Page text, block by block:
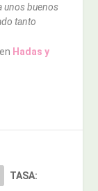
unos buenos
tanto
Hadas y
TASA: